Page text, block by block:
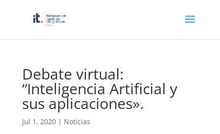
Debate virtual:
“Inteligencia Artificial y
sus aplicaciones».
Jul 1, 2020| Noticias